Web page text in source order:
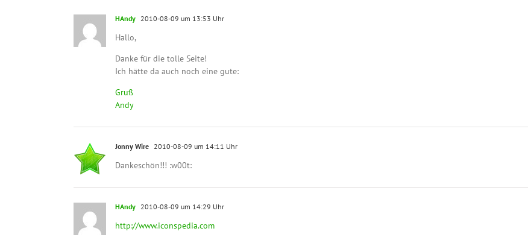
HAndy 2010-08-09 um 13:53 Uhr
Hallo,
Danke für die tolle Seite!
Ich hätte da auch noch eine gute:
Gruß
Andy
Jonny Wire 2010-08-09 um 14:11 Uhr
Dankeschön!!! :w00t:
HAndy 2010-08-09 um 14:29 Uhr
http://www.iconspedia.com